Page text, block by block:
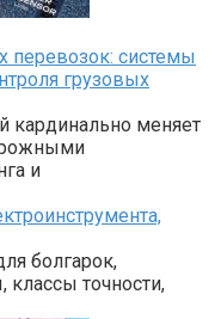
системы
грузовых
кардинально меняет
и
болгарок,
точности,